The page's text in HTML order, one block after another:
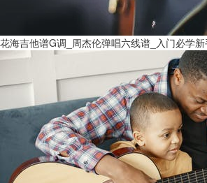
花海吉他谱G调_周杰伦弹唱六线谱_入门必学